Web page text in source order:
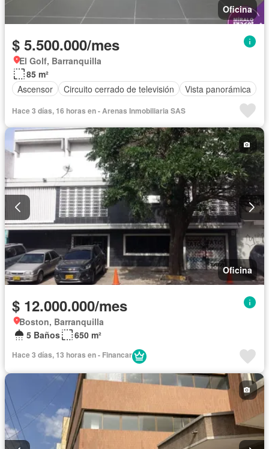
Oficina
$ 5.500.000/mes
El Golf, Barranquilla
85 m²
Ascensor
Circuito cerrado de televisión Vista panorámica
Hace 3 días, 16 horas en - Arenas Inmobiliaria SAS
Oficina
$ 12.000.000/mes
Boston, Barranquilla
5 Baños
650 m²
Hace 3 días, 13 horas en - Financar